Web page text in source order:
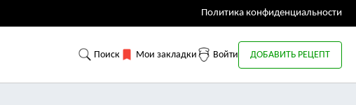
Политика конфиденциальности
Поиск Мои закладки Войти ДОБАВИТЬ РЕЦЕПТ